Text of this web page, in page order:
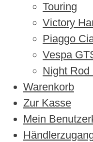
Touring
Victory
Piaggo
Vespa
Night Rod
Warenkorb
Zur Kasse
Mein